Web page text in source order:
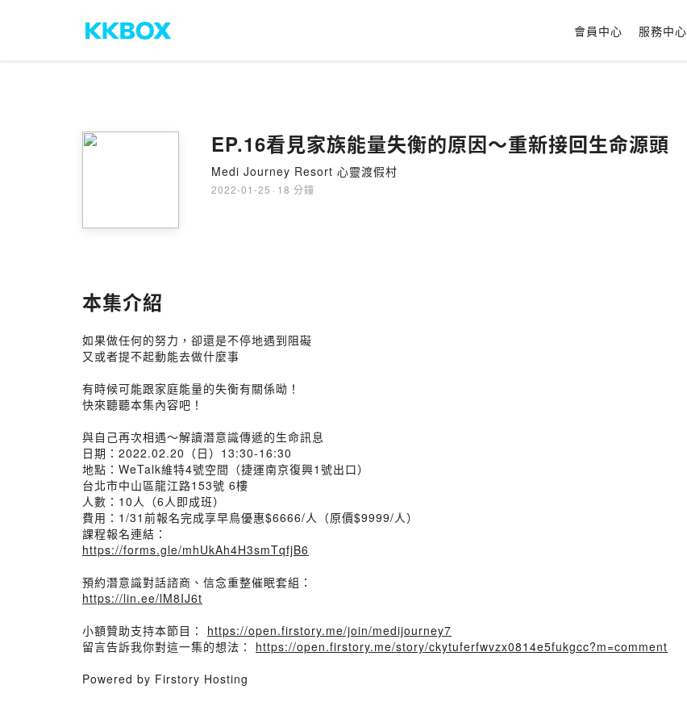
會員中心 服務中心
EP.16看見家族能量失衡的原因～重新接回生命源頭
Medi Journey Resort 心靈渡假村
2022-01-25 · 18 分鐘
本集介紹
如果做任何的努力，卻還是不停地遇到阻礙
又或者提不起動能去做什麼事
有時候可能跟家庭能量的失衡有關係呦！
快來聽聽本集內容吧！
與自己再次相遇～解讀潛意識傳遞的生命訊息
日期：2022.02.20（日）13:30-16:30
地點：WeTalk維特4號空間（捷運南京復興1號出口）
台北市中山區龍江路153號 6樓
人數：10人（6人即成班）
費用：1/31前報名完成享早鳥優惠$6666/人（原價$9999/人）
課程報名連結：
https://forms.gle/mhUkAh4H3smTqfjB6
預約潛意識對話諮商、信念重整催眠套組：
https://lin.ee/lM8IJ6t
小額贊助支持本節目： https://open.firstory.me/join/medijourney7
留言告訴我你對這一集的想法： https://open.firstory.me/story/ckytuferfwvzx0814e5fukgcc?m=comment
Powered by Firstory Hosting